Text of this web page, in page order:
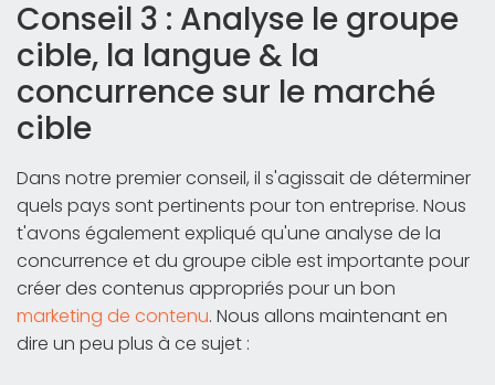
Conseil 3 : Analyse le groupe
cible, la langue & la
concurrence sur le marché
cible
Dans notre premier conseil, il s'agissait de déterminer
quels pays sont pertinents pour ton entreprise. Nous
t'avons également expliqué qu'une analyse de la
concurrence et du groupe cible est importante pour
créer des contenus appropriés pour un bon
marketing de contenu. Nous allons maintenant en
dire un peu plus à ce sujet :